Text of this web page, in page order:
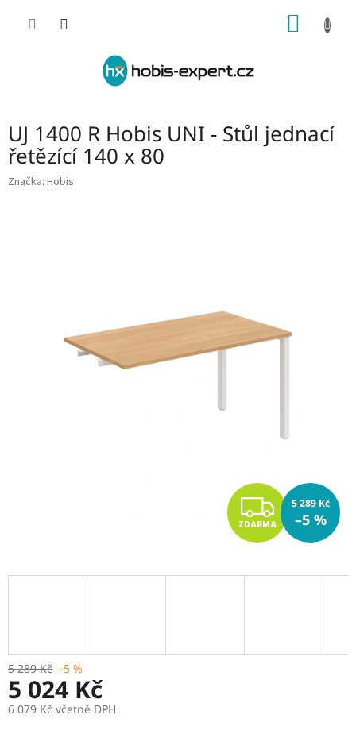
UJ 1400 R Hobis UNI - Stůl jednací
řetězící 140 x 80
Značka: Hobis
Z
D
A
ZDARMA
5 289 Kč
–5 %
5 289 Kč –5 %
5 024 Kč
6 079 Kč včetně DPH